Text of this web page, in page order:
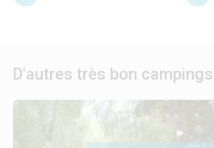
D'autres très bon